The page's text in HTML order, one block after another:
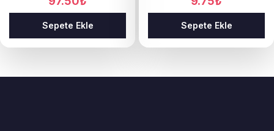
Sepete Ekle Sepete Ekle